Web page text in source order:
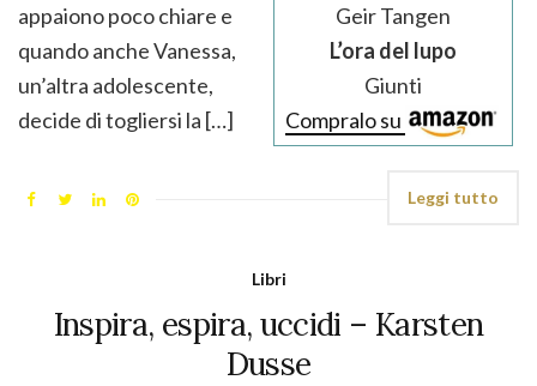
Geir Tangen
L’ora del lupo
Giunti
Compralo su
appaiono poco chiare e
quando anche Vanessa,
un’altra adolescente,
decide di togliersi la […]
Leggi tutto
Libri
Inspira, espira, uccidi – Karsten
Dusse